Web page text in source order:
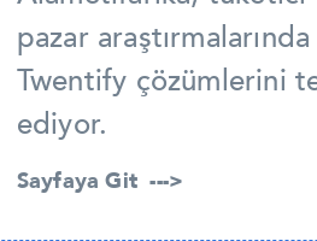
pazar araştırmalarında
Twentify çözümlerini
ediyor.
Sayfaya Git --->